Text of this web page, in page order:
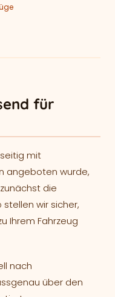
für
mit
angeboten wurde,
die
wir sicher,
Ihrem Fahrzeug
nach
über den